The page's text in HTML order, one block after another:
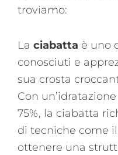
troviamo:
La ciabatta è uno
conosciuti e
sua crosta
Con
75%, la ciabatta
di tecniche come il
ottenere una